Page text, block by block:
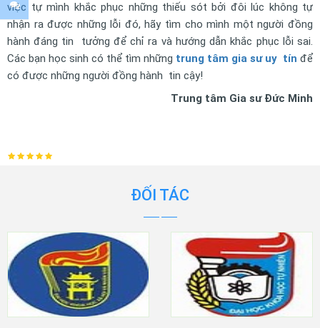
việc tự mình khắc phục những thiếu sót bởi đôi lúc không tự
nhận ra được những lỗi đó, hãy tìm cho mình một người đồng
hành đáng tin tưởng để chỉ ra và hướng dẫn khắc phục lỗi sai.
Các bạn học sinh có thể tìm những trung tâm gia sư uy tín để
có được những người đồng hành tin cậy!
Trung tâm Gia sư Đức Minh
ĐỐI TÁC